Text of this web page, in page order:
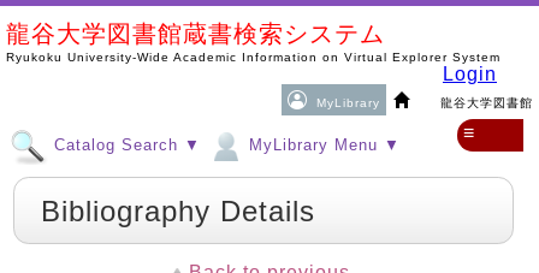
龍谷大学図書館蔵書検索システム
Ryukoku University-Wide Academic Information on Virtual Explorer System
MyLibrary 龍谷大学図書館
Login
Catalog Search ▼ MyLibrary Menu ▼
≡
Bibliography Details